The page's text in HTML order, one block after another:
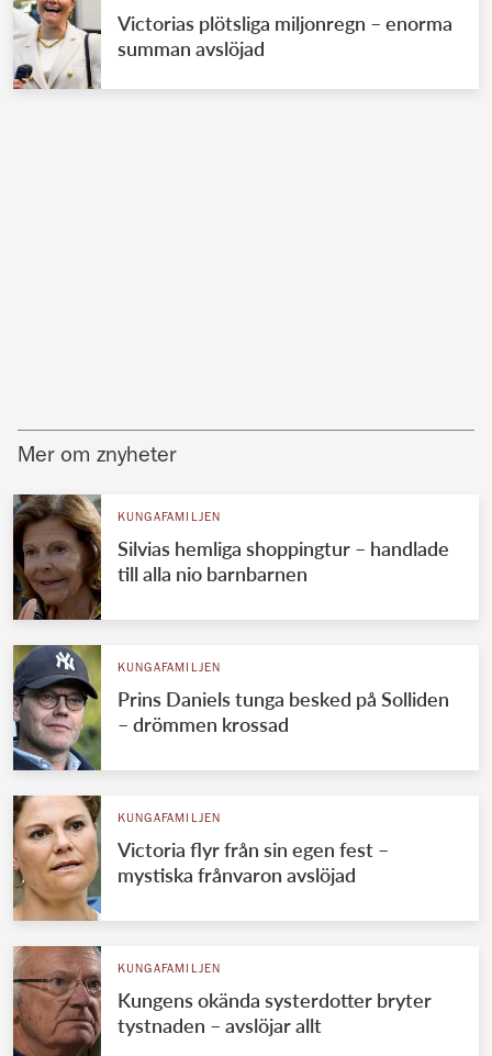
Victorias plötsliga miljonregn – enorma
summan avslöjad
Mer om znyheter
KUNGAFAMILJEN
Silvias hemliga shoppingtur – handlade
till alla nio barnbarnen
KUNGAFAMILJEN
Prins Daniels tunga besked på Solliden
– drömmen krossad
KUNGAFAMILJEN
Victoria flyr från sin egen fest –
mystiska frånvaron avslöjad
KUNGAFAMILJEN
Kungens okända systerdotter bryter
tystnaden – avslöjar allt